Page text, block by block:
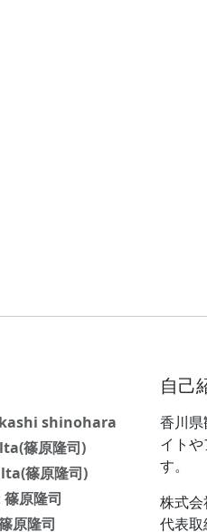
shinohara
篠原隆司)
篠原隆司)
篠原隆司
原隆司
自己
香川
イト
す。
株式会
代表